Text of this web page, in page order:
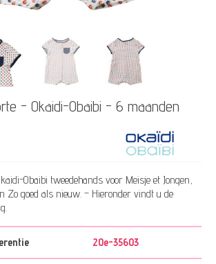
- Okaidi-Obaibi - 6 maanden
Obaibi tweedehands voor Meisje et Jongen,
Zo goed als nieuw. – Hieronder vindt u de
20e-35603